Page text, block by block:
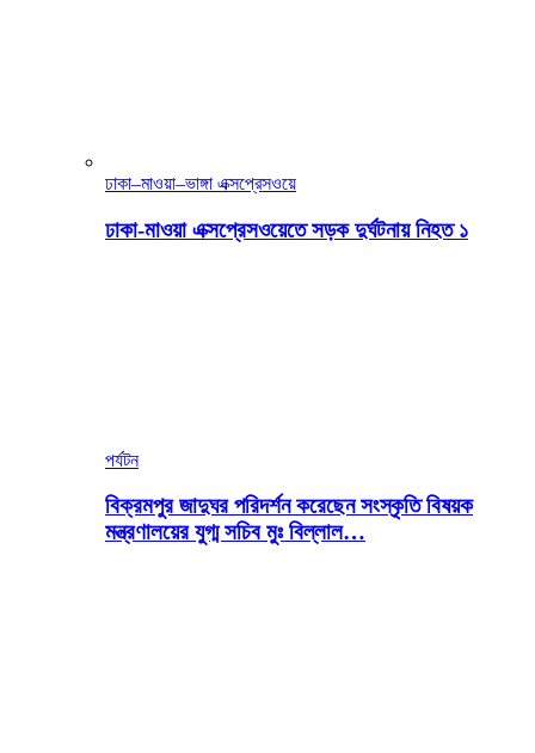
ঢাকা–মাওয়া–ভাঙ্গা এক্সপ্রেসওয়ে
ঢাকা-মাওয়া এক্সপ্রেসওয়েতে সড়ক দুর্ঘটনায় নিহত ১
পর্যটন
বিক্রমপুর জাদুঘর পরিদর্শন করেছেন সংস্কৃতি বিষয়ক
মন্ত্রণালয়ের যুগ্ম সচিব মুঃ বিল্লাল…